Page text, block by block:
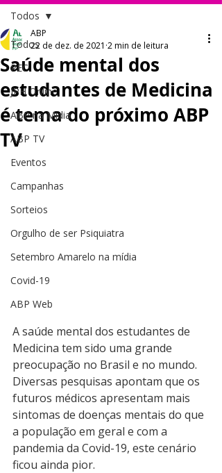
Todos
PEC
JPH Online
ABP na Mídia
ABP TV
Eventos
Campanhas
Sorteios
Orgulho de ser Psiquiatra
Setembro Amarelo na mídia
Covid-19
ABP Web
Todos
Saúde mental dos
estudantes de Medicina
é tema do próximo ABP
TV
ABP
22 de dez. de 2021 2 min de leitura
A saúde mental dos estudantes de
Medicina tem sido uma grande
preocupação no Brasil e no mundo.
Diversas pesquisas apontam que os
futuros médicos apresentam mais
sintomas de doenças mentais do que
a população em geral e com a
pandemia da Covid-19, este cenário
ficou ainda pior.